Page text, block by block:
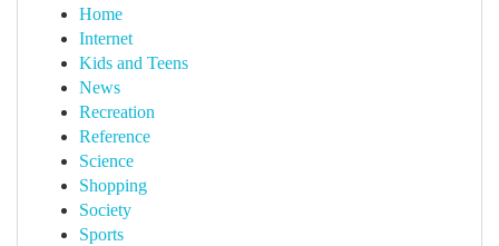
Home
Internet
Kids and Teens
News
Recreation
Reference
Science
Shopping
Society
Sports